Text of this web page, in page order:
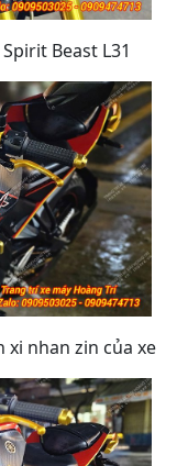
Beast L31
xi nhan zin của xe